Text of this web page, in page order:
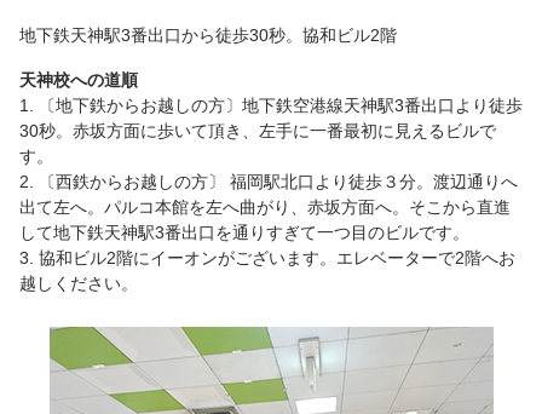
地下鉄天神駅3番出口から徒歩30秒。協和ビル2階
天神校への道順
1. 〔地下鉄からお越しの方〕地下鉄空港線天神駅3番出口より徒歩
30秒。赤坂方面に歩いて頂き、左手に一番最初に見えるビルで
す。
2. 〔西鉄からお越しの方〕 福岡駅北口より徒歩３分。渡辺通りへ
出て左へ。パルコ本館を左へ曲がり、赤坂方面へ。そこから直進
して地下鉄天神駅3番出口を通りすぎて一つ目のビルです。
3. 協和ビル2階にイーオンがございます。エレベーターで2階へお
越しください。